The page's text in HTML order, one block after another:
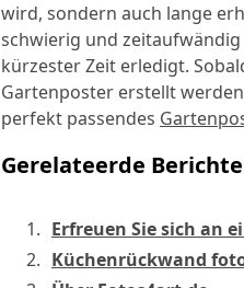
wird, sondern auch lange
schwierig und
kürzester Zeit erledigt.
Gartenposter erstellt
perfekt passendes
Gerelateerde
Erfreuen Sie sich an
Küchenrückwand